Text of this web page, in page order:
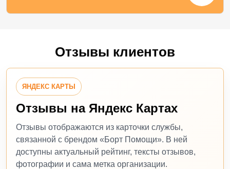
Отзывы клиентов
ЯНДЕКС КАРТЫ
Отзывы на Яндекс Картах
Отзывы отображаются из карточки службы,
связанной с брендом «Борт Помощи». В ней
доступны актуальный рейтинг, тексты отзывов,
фотографии и сама метка организации.